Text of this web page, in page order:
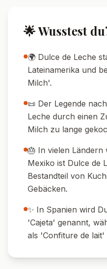
🌟 Wusstest
🌍 Dulce de Leche
Lateinamerika und
Milch'.
📜 Der Legende
Leche durch einen
Milch zu lange
🎂 In vielen Ländern
Mexiko ist Dulce de
Bestandteil von
Gebäcken.
✨ In Spanien wird
'Cajeta' genannt,
als 'Confiture de lait'